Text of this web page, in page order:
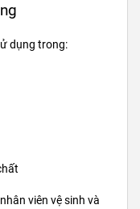
dụng trong:
viên vệ sinh và